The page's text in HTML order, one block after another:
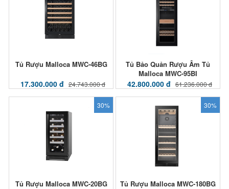
Tủ Rượu Malloca MWC-46BG
17.300.000 đ 24.743.000 đ
Tủ Bảo Quản Rượu Âm Tủ
Malloca MWC-95BI
42.800.000 đ 61.236.000 đ
30%
Tủ Rượu Malloca MWC-20BG
30%
Tủ Rượu Malloca MWC-180BG